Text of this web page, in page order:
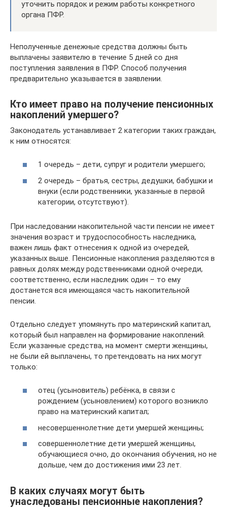
уточнить порядок и режим работы конкретного
органа ПФР.
Неполученные денежные средства должны быть
выплачены заявителю в течение 5 дней со дня
поступления заявления в ПФР. Способ получения
предварительно указывается в заявлении.
Кто имеет право на получение пенсионных
накоплений умершего?
Законодатель устанавливает 2 категории таких граждан,
к ним относятся:
1 очередь – дети, супруг и родители умершего;
2 очередь – братья, сестры, дедушки, бабушки и
внуки (если родственники, указанные в первой
категории, отсутствуют).
При наследовании накопительной части пенсии не имеет
значения возраст и трудоспособность наследника,
важен лишь факт отнесения к одной из очередей,
указанных выше. Пенсионные накопления разделяются в
равных долях между родственниками одной очереди,
соответственно, если наследник один – то ему
достанется вся имеющаяся часть накопительной
пенсии.
Отдельно следует упомянуть про материнский капитал,
который был направлен на формирование накоплений.
Если указанные средства, на момент смерти женщины,
не были ей выплачены, то претендовать на них могут
только:
отец (усыновитель) ребёнка, в связи с
рождением (усыновлением) которого возникло
право на материнский капитал;
несовершеннолетние дети умершей женщины;
совершеннолетние дети умершей женщины,
обучающиеся очно, до окончания обучения, но не
дольше, чем до достижения ими 23 лет.
В каких случаях могут быть
унаследованы пенсионные накопления?